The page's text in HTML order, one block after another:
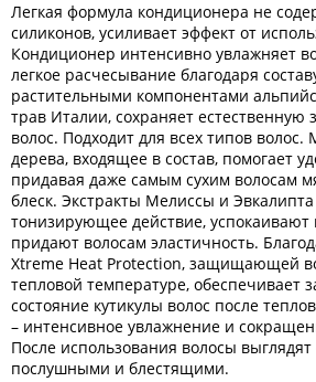
Легкая формула кондиционера не
силиконов, усиливает эффект от
Кондиционер интенсивно увлажняет
легкое расчесывание благодаря
растительными компонентами
трав Италии, сохраняет естественную
волос. Подходит для всех типов волос.
дерева, входящее в состав, помогает
придавая даже самым сухим волосам
блеск. Экстракты Мелиссы и
тонизирующее действие, успокаивают
придают волосам эластичность.
Xtreme Heat Protection, защищающей
тепловой температуре, обеспечивает
состояние кутикулы волос после
– интенсивное увлажнение и
После использования волосы
послушными и блестящими.